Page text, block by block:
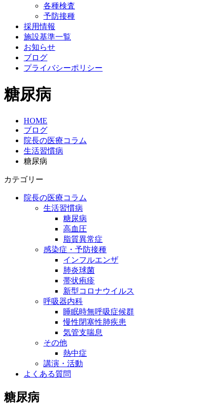
各種検査
予防接種
採用情報
施設基準一覧
お知らせ
ブログ
プライバシーポリシー
糖尿病
HOME
ブログ
院長の医療コラム
生活習慣病
糖尿病
カテゴリー
院長の医療コラム
生活習慣病
糖尿病
高血圧
脂質異常症
感染症・予防接種
インフルエンザ
肺炎球菌
帯状疱疹
新型コロナウイルス
呼吸器内科
睡眠時無呼吸症候群
慢性閉塞性肺疾患
気管支喘息
その他
熱中症
講演・活動
よくある質問
糖尿病